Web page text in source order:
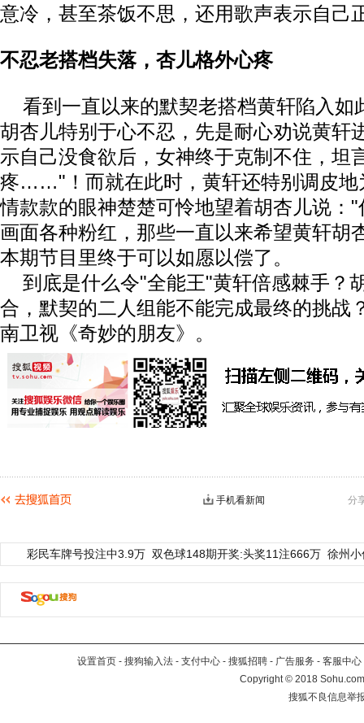
意冷，甚至茶饭不思，还用歌声表示自
不忍老搭档失落，杏儿格外心疼
看到一直以来的默契老搭档黄轩陷入如
胡杏儿特别于心不忍，先是耐心劝说黄轩
示自己没食欲后，女神终于克制不住，坦
疼……"！而就在此时，黄轩还特别调皮地
情款款的眼神楚楚可怜地望着胡杏儿说
画面各种粉红，那些一直以来希望黄轩胡
本期节目里终于可以如愿以偿了。
到底是什么令"全能王"黄轩倍感棘手？
合，默契的二人组能不能完成最终的挑战
南卫视《奇妙的朋友》。
分
手机看新闻
彩民车牌号投注中3.9万 双色球148期开奖:头奖11注666万 徐州
设置首页 - 搜狗输入法 - 支付中心 - 搜狐招聘 - 广告服务 - 客服中心
Copyright©2018
搜狐不良信息举